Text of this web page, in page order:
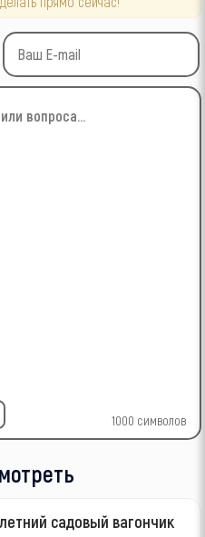
1000 символов
садовый вагончик